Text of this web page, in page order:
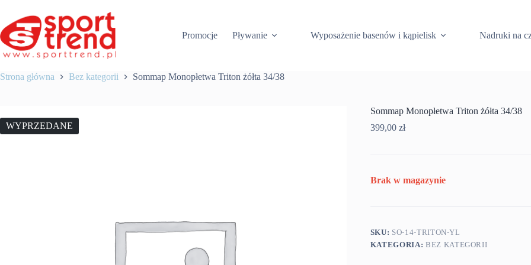
treści
Promocje
Pływanie Wyposażenie basenów i kąpielisk Nadruki na
Strona główna Bez kategorii Sommap Monopłetwa Triton żółta 34/38
WYPRZEDANE
Sommap Monopłetwa Triton żółta 34/38
399,00 zł
Brak w magazynie
SKU: SO-14-TRITON-YL
KATEGORIA: BEZ KATEGORII